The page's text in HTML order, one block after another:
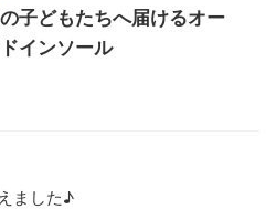
子どもたちへ届けるオー
インソール
ました♪